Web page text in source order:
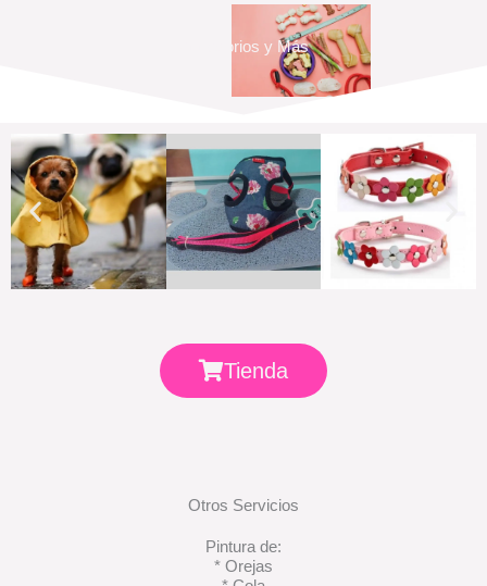
Accesorios y Más
Tienda
Otros Servicios
Pintura de:
* Orejas